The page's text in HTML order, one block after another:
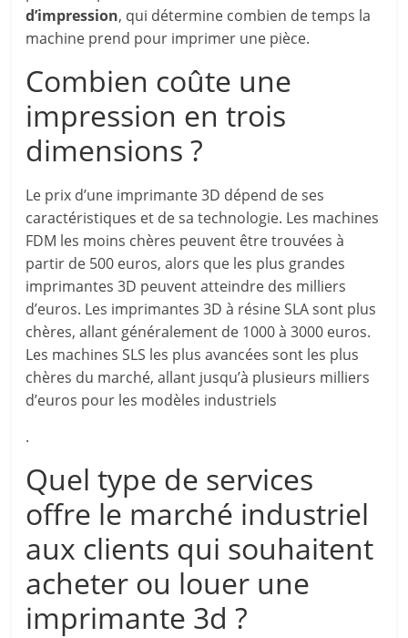
d’impression, qui détermine combien de temps la
machine prend pour imprimer une pièce.
Combien coûte une
impression en trois
dimensions ?
Le prix d’une imprimante 3D dépend de ses
caractéristiques et de sa technologie. Les machines
FDM les moins chères peuvent être trouvées à
partir de 500 euros, alors que les plus grandes
imprimantes 3D peuvent atteindre des milliers
d’euros. Les imprimantes 3D à résine SLA sont plus
chères, allant généralement de 1000 à 3000 euros.
Les machines SLS les plus avancées sont les plus
chères du marché, allant jusqu’à plusieurs milliers
d’euros pour les modèles industriels
.
Quel type de services
offre le marché industriel
aux clients qui souhaitent
acheter ou louer une
imprimante 3d ?